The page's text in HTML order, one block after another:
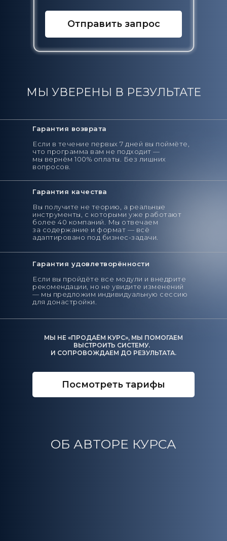
Отправить запрос
Гарантия возврата
Если в течение первых 7 дней вы поймёте,
что программа вам не подходит —
мы вернём 100% оплаты. Без лишних
вопросов.
МЫ УВЕРЕНЫ В РЕЗУЛЬТАТЕ
Гарантия качества
Вы получите не теорию, а реальные
инструменты, с которыми уже работают
более 40 компаний. Мы отвечаем
за содержание и формат — всё
адаптировано под бизнес-задачи.
Гарантия удовлетворённости
Если вы пройдёте все модули и внедрите
рекомендации, но не увидите изменений
— мы предложим индивидуальную сессию
для донастройки.
МЫ НЕ «ПРОДАЁМ КУРС», МЫ ПОМОГАЕМ
ВЫСТРОИТЬ СИСТЕМУ.
И СОПРОВОЖДАЕМ ДО РЕЗУЛЬТАТА.
Посмотреть тарифы
ОБ АВТОРЕ КУРСА